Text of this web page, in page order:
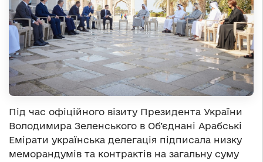
Під час офіційного візиту Президента України
Володимира Зеленського в Об’єднані Арабські
Емірати українська делегація підписала низку
меморандумів та контрактів на загальну суму